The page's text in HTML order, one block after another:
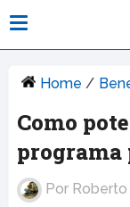
Home /
Como
programa
Por Roberto